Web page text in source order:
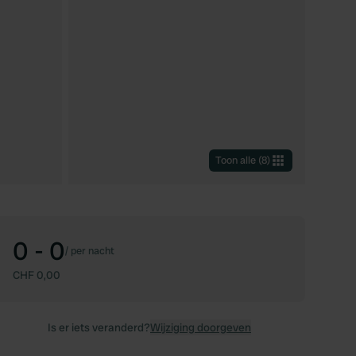
Toon alle (8)
0 - 0/ per nacht
CHF 0,00
Is er iets veranderd?Wijziging doorgeven